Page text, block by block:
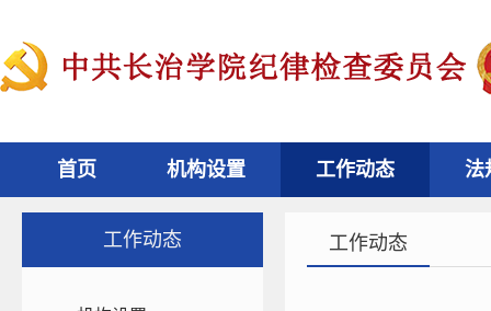
首页 机构设置 工作动态 法
工作动态 工作动态